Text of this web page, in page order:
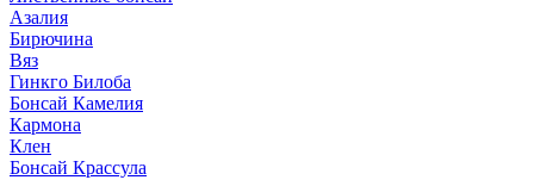
Азалия
Бирючина
Вяз
Гинкго Билоба
Бонсай Камелия
Кармона
Клен
Бонсай Крассула